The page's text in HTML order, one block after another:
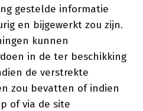
gestelde informatie
en bijgewerkt zou zijn.
kunnen
in de ter beschikking
de verstrekte
zou bevatten of indien
of via de site